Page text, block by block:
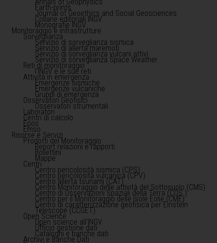
Earth-prints
Journal of Geoethics and Social Geosciences
Collane editoriali INGV
Monografie INGV
Monitoraggio e infrastrutture
Sorveglianza
Servizio di sorveglianza sismica
Servizio di allerta maremoti
Servizio di sorveglianza vulcani attivi
Servizio di sorveglianza Space Weather
Reti di monitoraggio
l'INGV e le sue reti
Attività in emergenza
Emergenze sismiche
Emergenze vulcaniche
Gruppi di emergenza
Osservatori Geofisici
Osservatori strumentali
Laboratori
Centri di calcolo
Epos
Emso
Risorse e Servizi
Prodotti del Monitoraggio
Report relazioni e rapporti
Bollettini
Mappe
Centri
Centro pericolosità sismica (CPS)
Centro pericolosità vulcanica (CPV)
Centro allerta tsunami (CAT)
Centro Monitoraggio delle attività del Sottosuolo (CMS)
Centro di Osservazioni Spaziali della Terra (COS )
Centro per il Monitoraggio delle Isole Eolie (CME)
Centro di caratterizzazione geofisica per Einstein
Telescope (CCGET)
Open Science
Open science all'INGV
Ufficio gestione dati
Cataloghi e banche dati
Archivi e Banche Dati